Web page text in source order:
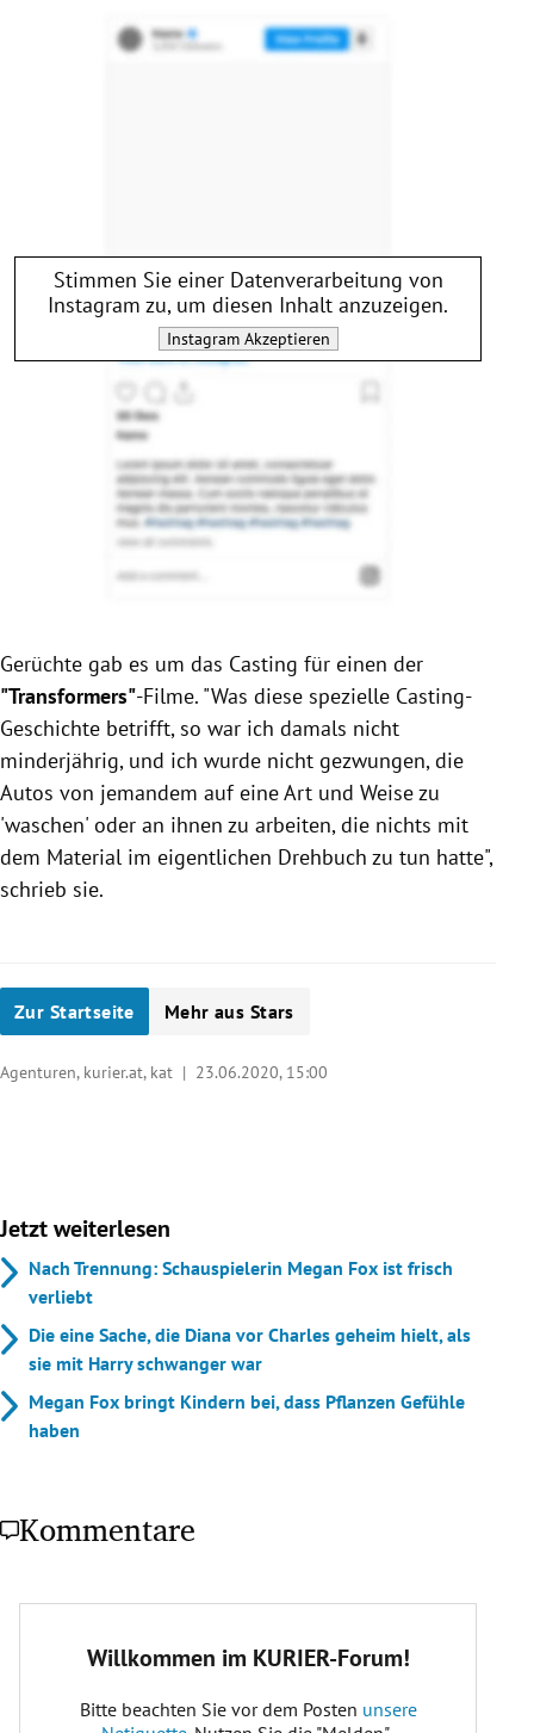
Stimmen Sie einer Datenverarbeitung von
Instagram zu, um diesen Inhalt anzuzeigen.
InstagramAkzeptieren
Gerüchte gab es um das Casting für einen der
"Transformers"-Filme. "Was diese spezielle Casting-
Geschichte betrifft, so war ich damals nicht
minderjährig, und ich wurde nicht gezwungen, die
Autos von jemandem auf eine Art und Weise zu
'waschen' oder an ihnen zu arbeiten, die nichts mit
dem Material im eigentlichen Drehbuch zu tun hatte",
schrieb sie.
Zur Startseite Mehr aus Stars
Agenturen, kurier.at, kat | 23.06.2020, 15:00
Jetzt weiterlesen
Nach Trennung: Schauspielerin Megan Fox ist frisch
verliebt
Die eine Sache, die Diana vor Charles geheim hielt, als
sie mit Harry schwanger war
Megan Fox bringt Kindern bei, dass Pflanzen Gefühle
haben
Kommentare